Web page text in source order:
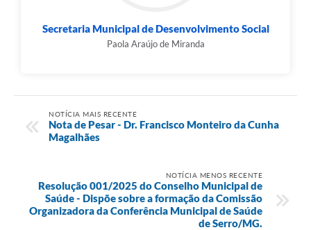
Secretaria Municipal de Desenvolvimento Social
Paola Araújo de Miranda
NOTÍCIA MAIS RECENTE
Nota de Pesar - Dr. Francisco Monteiro da Cunha
Magalhães
NOTÍCIA MENOS RECENTE
Resolução 001/2025 do Conselho Municipal de
Saúde - Dispõe sobre a formação da Comissão
Organizadora da Conferência Municipal de Saúde
de Serro/MG.